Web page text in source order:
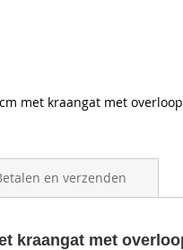
met kraangat met
kraangat met
en verzenden